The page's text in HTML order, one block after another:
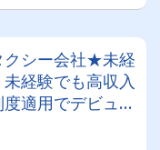
シー会社★未経
経験でも高収入
適用でデビュー
イバー